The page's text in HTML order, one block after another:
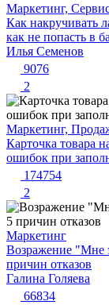
Маркетинг,
Как накручивать
как не попасть в
Илья Семенов
9076
2
Маркетинг,
Карточка товара
ошибок при
174754
2
Маркетинг
Возражение "Мне
причин отказов
Галина Голяева
66834